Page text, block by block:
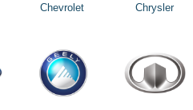
Chevrolet Chrysler